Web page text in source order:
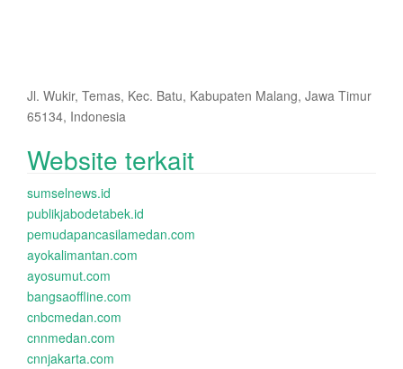
Jl. Wukir, Temas, Kec. Batu, Kabupaten Malang, Jawa Timur
65134, Indonesia
Website terkait
sumselnews.id
publikjabodetabek.id
pemudapancasilamedan.com
ayokalimantan.com
ayosumut.com
bangsaoffline.com
cnbcmedan.com
cnnmedan.com
cnnjakarta.com